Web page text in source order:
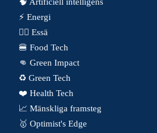
⚡️ Energi
✍🏼 Essä
🍔 Food Tech
👊 Green Impact
♻️ Green Tech
❤️ Health Tech
📈 Mänskliga framsteg
🥇 Optimist's Edge